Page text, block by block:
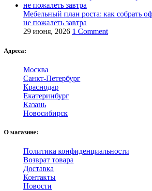
Мебельный план роста: как собрать
не пожалеть завтра
29 июня, 2026 1 Comment
Адреса:
Москва
Санкт-Петербург
Краснодар
Екатеринбург
Казань
Новосибирск
О магазине:
Политика конфиденциальности
Возврат товара
Доставка
Контакты
Новости